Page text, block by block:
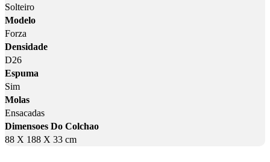
Solteiro
Modelo
Forza
Densidade
D26
Espuma
Sim
Molas
Ensacadas
Dimensoes Do Colchao
88 X 188 X 33 cm